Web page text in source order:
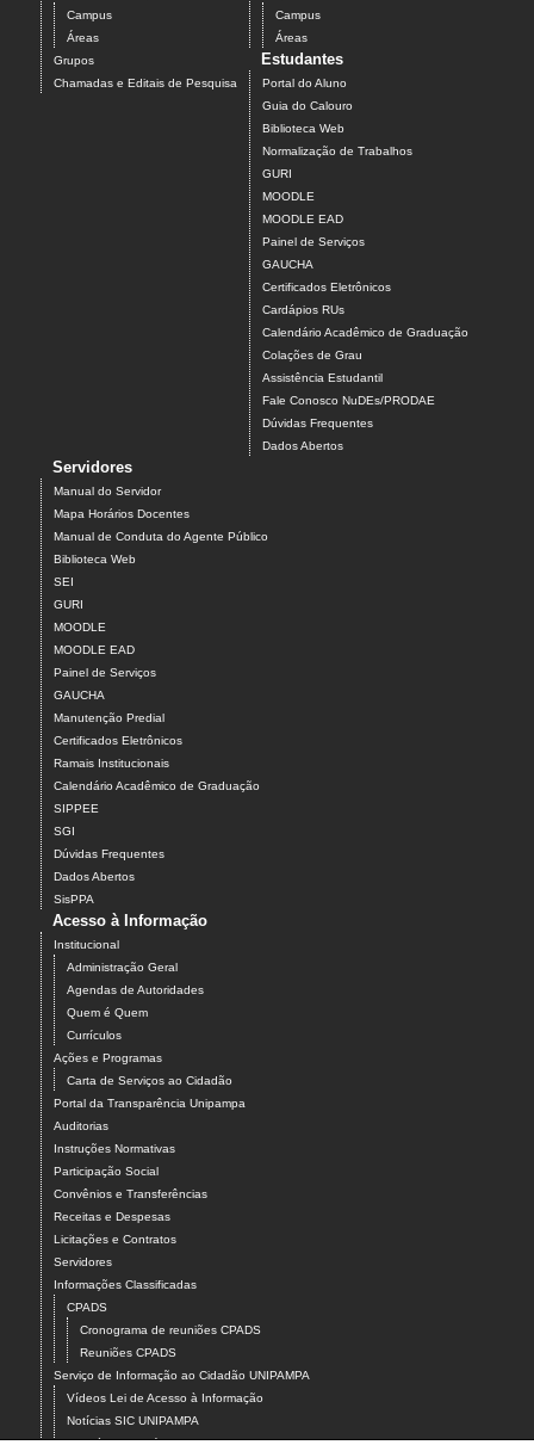
Campus
Áreas
Grupos
Chamadas e Editais de Pesquisa
Campus
Áreas
Estudantes
Portal do Aluno
Guia do Calouro
Biblioteca Web
Normalização de Trabalhos
GURI
MOODLE
MOODLE EAD
Painel de Serviços
GAUCHA
Certificados Eletrônicos
Cardápios RUs
Calendário Acadêmico de Graduação
Colações de Grau
Assistência Estudantil
Fale Conosco NuDEs/PRODAE
Dúvidas Frequentes
Dados Abertos
Servidores
Manual do Servidor
Mapa Horários Docentes
Manual de Conduta do Agente Público
Biblioteca Web
SEI
GURI
MOODLE
MOODLE EAD
Painel de Serviços
GAUCHA
Manutenção Predial
Certificados Eletrônicos
Ramais Institucionais
Calendário Acadêmico de Graduação
SIPPEE
SGI
Dúvidas Frequentes
Dados Abertos
SisPPA
Acesso à Informação
Institucional
Administração Geral
Agendas de Autoridades
Quem é Quem
Currículos
Ações e Programas
Carta de Serviços ao Cidadão
Portal da Transparência Unipampa
Auditorias
Instruções Normativas
Participação Social
Convênios e Transferências
Receitas e Despesas
Licitações e Contratos
Servidores
Informações Classificadas
CPADS
Cronograma de reuniões CPADS
Reuniões CPADS
Serviço de Informação ao Cidadão UNIPAMPA
Vídeos Lei de Acesso à Informação
Notícias SIC UNIPAMPA